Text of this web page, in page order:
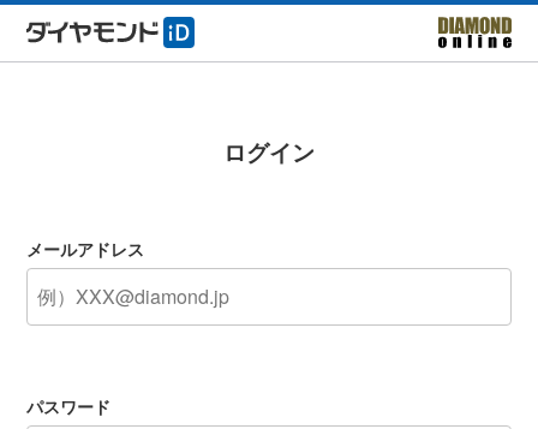
ログイン
メールアドレス
パスワード